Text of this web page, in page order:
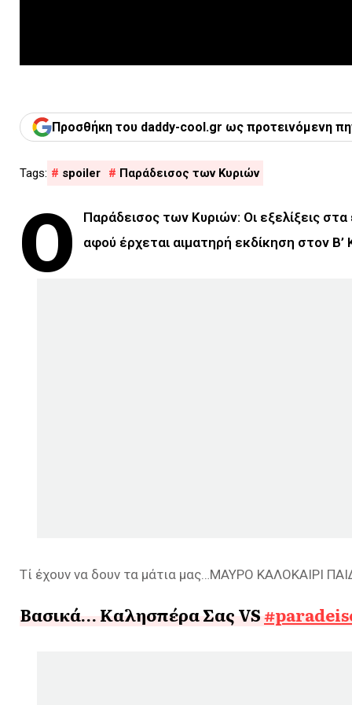
Προσθήκη του daddy-cool.gr ως προτεινόμενη
spoiler Παράδεισος των Κυριών
Ο
Παράδεισος των Κυριών: Οι εξελίξεις
αφού έρχεται αιματηρή εκδίκηση στον Β’
Τί έχουν να δουν τα μάτια μας…ΜΑΥΡΟ ΚΑΛΟΚΑΙΡΙ
Βασικά… Καλησπέρα Σας VS